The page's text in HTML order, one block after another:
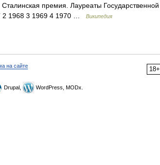
премия. Лауреаты Государственной
2 1968 3 1969 4 1970 …
Википедия
18+
на сайте
Drupal, WordPress, MODx.